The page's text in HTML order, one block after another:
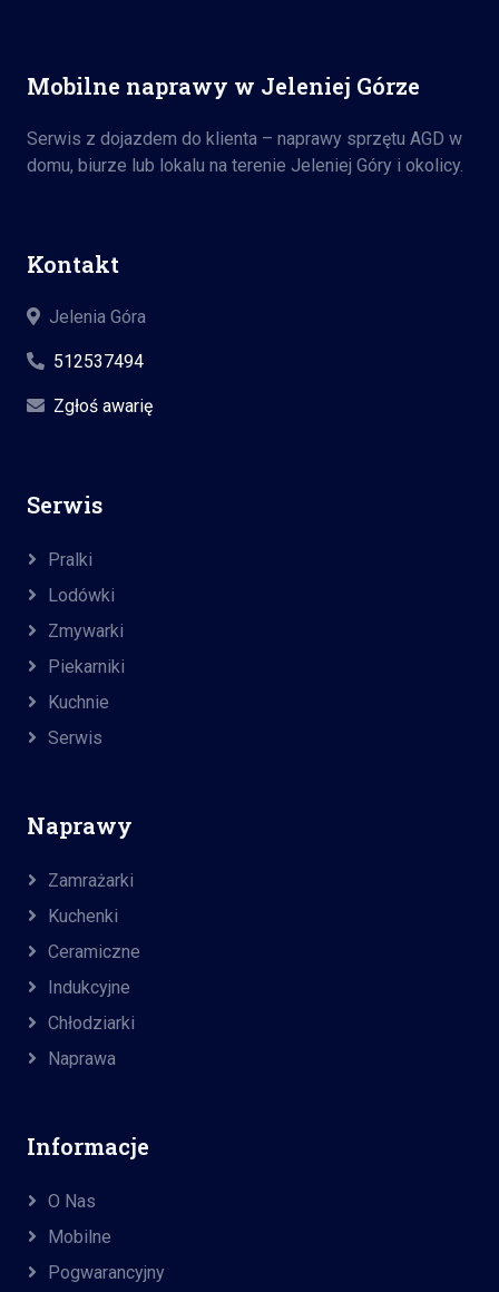
Mobilne naprawy w Jeleniej Górze
Serwis z dojazdem do klienta – naprawy sprzętu AGD w
domu, biurze lub lokalu na terenie Jeleniej Góry i okolicy.
Kontakt
Jelenia Góra
512537494
Zgłoś awarię
Serwis
Pralki
Lodówki
Zmywarki
Piekarniki
Kuchnie
Serwis
Naprawy
Zamrażarki
Kuchenki
Ceramiczne
Indukcyjne
Chłodziarki
Naprawa
Informacje
O Nas
Mobilne
Pogwarancyjny